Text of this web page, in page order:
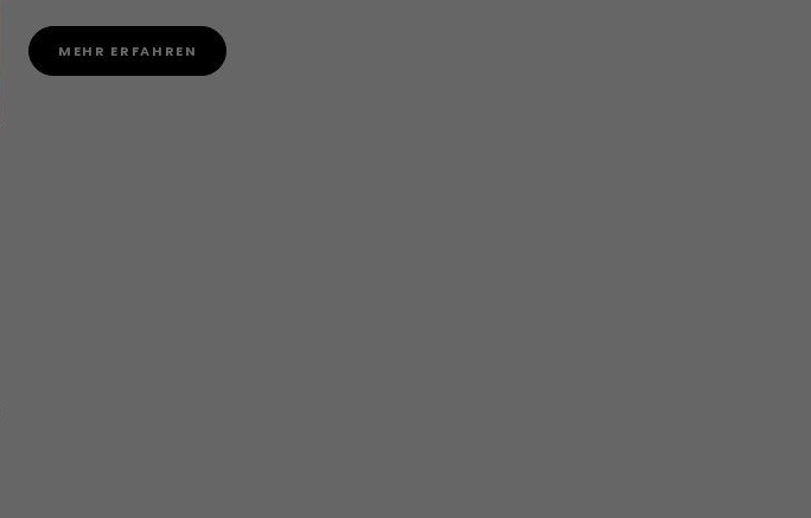
MEHR ERFAHREN